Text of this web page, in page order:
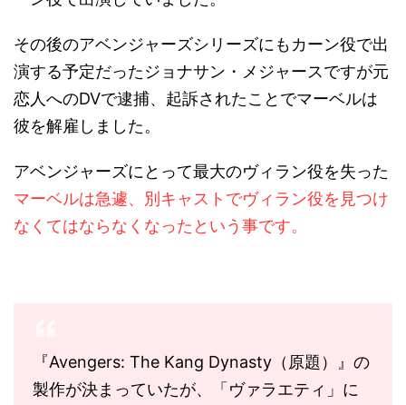
その後のアベンジャーズシリーズにもカーン役で出
演する予定だったジョナサン・メジャースですが元
恋人へのDVで逮捕、起訴されたことでマーベルは
彼を解雇しました。
アベンジャーズにとって最大のヴィラン役を失った
マーベルは急遽、別キャストでヴィラン役を見つけ
なくてはならなくなったという事です。
『Avengers: The Kang Dynasty（原題）』の
製作が決まっていたが、「ヴァラエティ」に